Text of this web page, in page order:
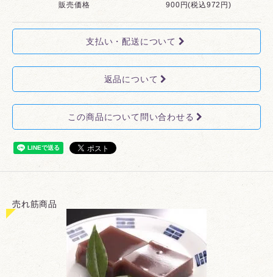
販売価格 900円(税込972円)
支払い・配送について
返品について
この商品について問い合わせる
売れ筋商品